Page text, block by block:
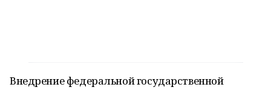
Внедрение федеральной государственной